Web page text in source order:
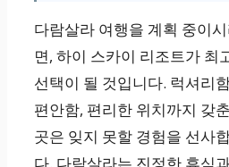
다람살라 여행을 계획 중이
면, 하이 스카이 리조트가 최
선택이 될 것입니다. 럭셔리
편안함, 편리한 위치까지 갖
곳은 잊지 못할 경험을 선사